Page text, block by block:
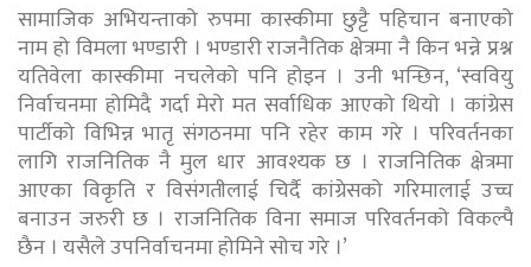
सामाजिक अभियन्ताको रुपमा कास्कीमा छुट्टै पहिचान बनाएको
नाम हो विमला भण्डारी । भण्डारी राजनैतिक क्षेत्रमा नै किन भन्ने प्रश्न
यतिवेला कास्कीमा नचलेको पनि होइन । उनी भन्छिन, ‘स्ववियु
निर्वाचनमा होमिदै गर्दा मेरो मत सर्वाधिक आएको थियो । कांग्रेस
पार्टीको विभिन्न भातृ संगठनमा पनि रहेर काम गरे । परिवर्तनका
लागि राजनितिक नै मुल धार आवश्यक छ । राजनितिक क्षेत्रमा
आएका विकृति र विसंगतीलाई चिर्दै कांग्रेसको गरिमालाई उच्च
बनाउन जरुरी छ । राजनितिक विना समाज परिवर्तनको विकल्पै
छैन । यसैले उपनिर्वाचनमा होमिने सोच गरे ।’